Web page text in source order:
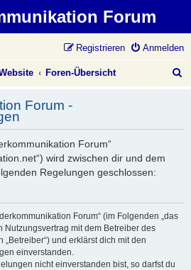
Forum
Anmelden
Registrieren
Foren-Übersicht
Forum -
Forum“
wird zwischen dir und dem
Regelungen geschlossen:
Forum“ (im Folgenden „das
Nutzungsvertrag mit dem Betreiber des
„Betreiber“) und erklärst dich mit den
einverstanden.
nicht einverstanden bist, so darfst du